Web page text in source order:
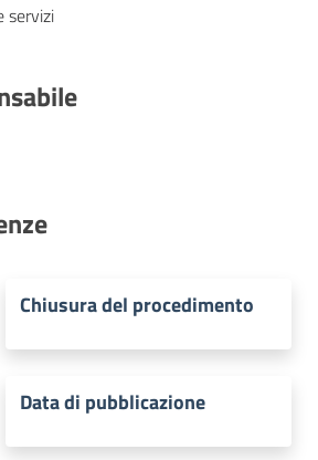
servizi
Chiusura del procedimento
Data di pubblicazione